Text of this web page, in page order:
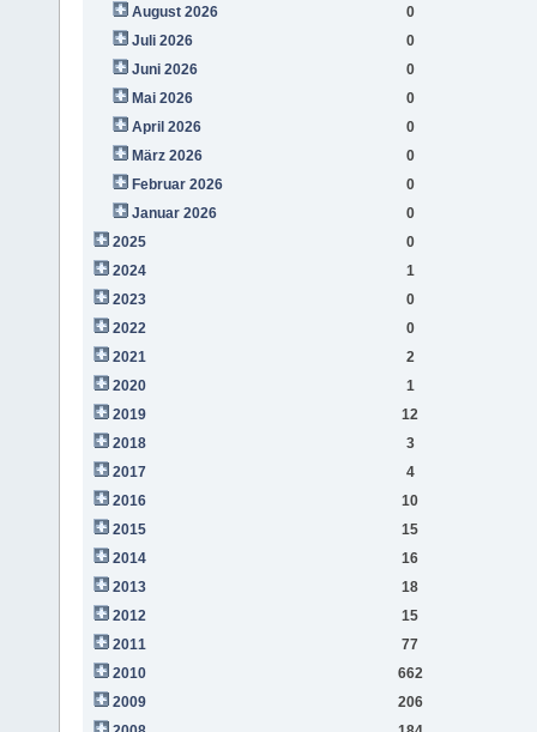
August 2026
0
Juli 2026
0
Juni 2026
0
Mai 2026
0
April 2026
0
März 2026
0
Februar 2026
0
Januar 2026
0
2025
0
2024
1
2023
0
2022
0
2021
2
2020
1
2019
12
2018
3
2017
4
2016
10
2015
15
2014
16
2013
18
2012
15
2011
77
2010
662
2009
206